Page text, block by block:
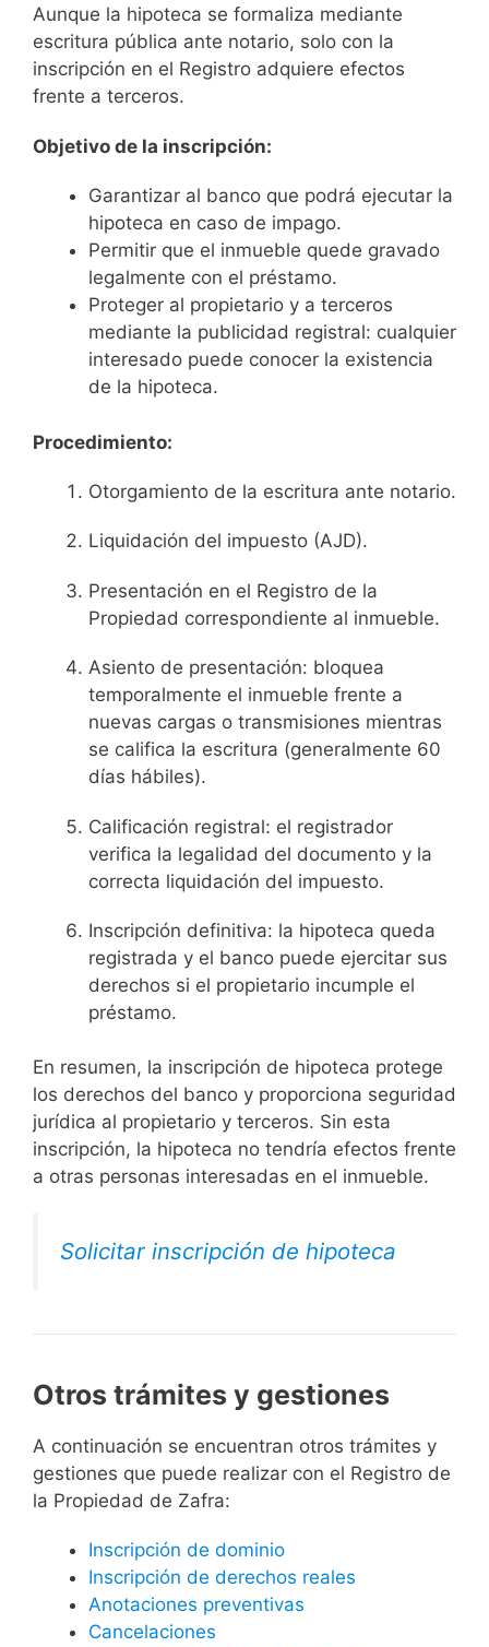
Aunque la hipoteca se formaliza mediante
escritura pública ante notario, solo con la
inscripción en el Registro adquiere efectos
frente a terceros.
Objetivo de la inscripción:
Garantizar al banco que podrá ejecutar la
hipoteca en caso de impago.
Permitir que el inmueble quede gravado
legalmente con el préstamo.
Proteger al propietario y a terceros
mediante la publicidad registral: cualquier
interesado puede conocer la existencia
de la hipoteca.
Procedimiento:
Otorgamiento de la escritura ante notario.
Liquidación del impuesto (AJD).
Presentación en el Registro de la
Propiedad correspondiente al inmueble.
Asiento de presentación: bloquea
temporalmente el inmueble frente a
nuevas cargas o transmisiones mientras
se califica la escritura (generalmente 60
días hábiles).
Calificación registral: el registrador
verifica la legalidad del documento y la
correcta liquidación del impuesto.
Inscripción definitiva: la hipoteca queda
registrada y el banco puede ejercitar sus
derechos si el propietario incumple el
préstamo.
En resumen, la inscripción de hipoteca protege
los derechos del banco y proporciona seguridad
jurídica al propietario y terceros. Sin esta
inscripción, la hipoteca no tendría efectos frente
a otras personas interesadas en el inmueble.
Solicitar inscripción de hipoteca
Otros trámites y gestiones
A continuación se encuentran otros trámites y
gestiones que puede realizar con el Registro de
la Propiedad de Zafra:
Inscripción de dominio
Inscripción de derechos reales
Anotaciones preventivas
Cancelaciones